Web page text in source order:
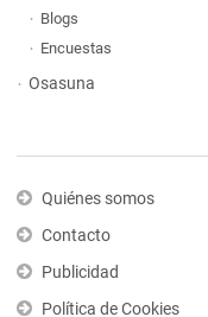
Blogs
Encuestas
Osasuna
Quiénes somos
Contacto
Publicidad
Política de Cookies